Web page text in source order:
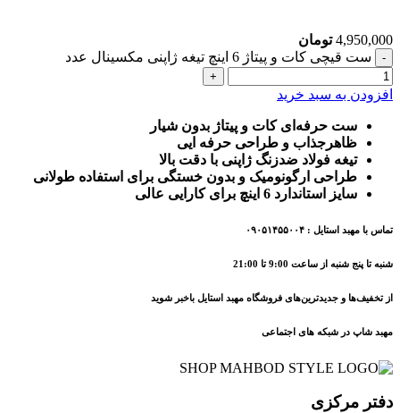
4,950,000 تومان
ست قیچی کات و پیتاژ 6 اینچ تیغه ژاپنی مکسینال عدد
افزودن به سبد خرید
ست حرفه‌ای کات و پیتاژ بدون شیار
ظاهرجذاب و طراحی حرفه ایی
تیغه فولاد ضدزنگ ژاپنی با دقت بالا
طراحی ارگونومیک و بدون خستگی برای استفاده طولانی
سایز استاندارد 6 اینچ برای کارایی عالی
تماس با مهبد استایل : ۰۹۰۵۱۴۵۵۰۰۴
شنبه تا پنج شنبه از ساعت 9:00 تا 21:00
از تخفیف‌ها و جدیدترین‌های فروشگاه مهبد استایل باخبر شوید
مهبد شاپ در شبکه های اجتماعی
دفتر مرکزی